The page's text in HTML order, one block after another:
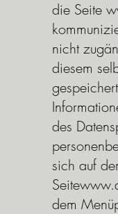
die Seite
nicht
diesem
des
sich auf
Seite
dem